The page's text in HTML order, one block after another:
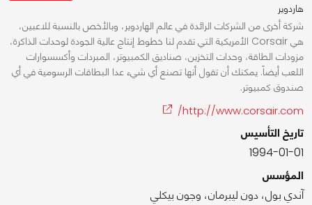
هاردوير
شركة أخرى من الشركات الرائدة في عالم الهاردوير، وبالأخص بالنسبة للاعبين،
هي Corsair الأمريكية التي تقدم لنا خطوط إنتاج عالية الجودة لوحدات الذاكرة،
مزودات الطاقة، وحدات التخزين، صناديق الكمبيوتر، المبردات وأكسسوارات
اللعب أيضاً. يمكنك أن تقول أنها تصنع أي شيء عدا البطاقات الرسومية في أي
صندوق كمبيوتر.
http://www.corsair.com/
تاريخ التأسيس
1994-01-01
المؤسس
آندي بول، دون ليبرمان، وجون بيكلي